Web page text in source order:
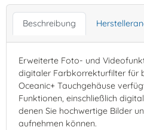
Beschreibung
Erweiterte Foto- und
digitaler Farbkorrekturfilter für
Oceanic+ Tauchgehäuse
Funktionen, einschließlich
denen Sie hochwertige Bilder
aufnehmen können.